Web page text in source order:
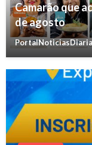
Camarão que
de agosto